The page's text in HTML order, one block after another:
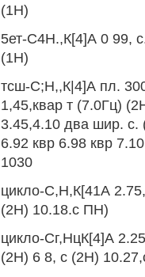
(1Н)
5ет-С4Н.,К[4]А 0 99,
(1Н)
тсш-С;Н,,К|4]А пл.
1,45,квар т (7.0Гц)
3.45,4.10 два шир. с.
6.92 квр 6.98 квр
1030
цикло-С,Н,К[41А
(2Н) 10.18.с ПН)
цикло-Сг,НцК[4]А
(2Н) 6 8, с (2Н)